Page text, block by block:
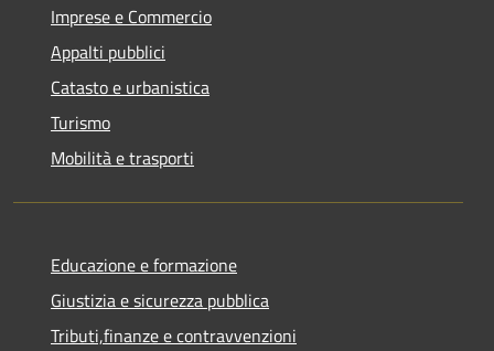
Imprese e Commercio
Appalti pubblici
Catasto e urbanistica
Turismo
Mobilità e trasporti
Educazione e formazione
Giustizia e sicurezza pubblica
Tributi,finanze e contravvenzioni